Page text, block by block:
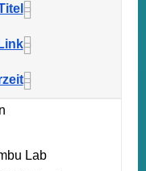
Link
Lab